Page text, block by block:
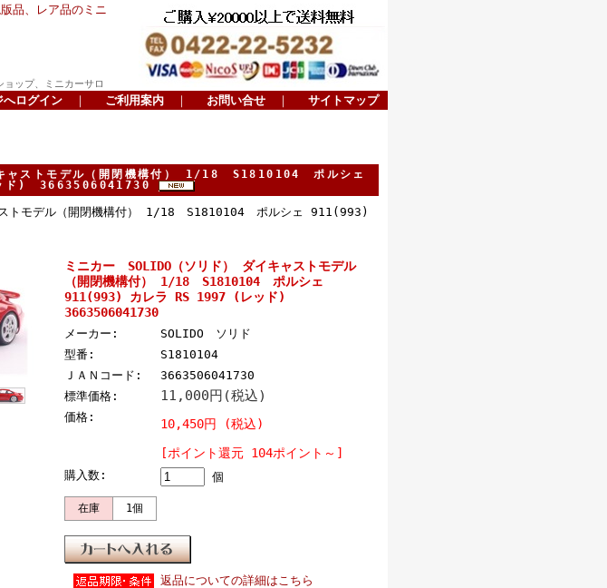
品、レア品のミニ
ップ、ミニカーサロ
へログイン ｜ ご利用案内 ｜ お問い合せ ｜ サイトマップ
ャストモデル（開閉機構付） 1/18 S1810104 ポルシェ
ド) 3663506041730
ストモデル（開閉機構付） 1/18 S1810104 ポルシェ 911(993)
ミニカー SOLIDO（ソリド） ダイキャストモデル
（開閉機構付） 1/18 S1810104 ポルシェ
911(993) カレラ RS 1997 (レッド)
3663506041730
メーカー:
SOLIDO ソリド
型番:
S1810104
ＪＡＮコード:
3663506041730
標準価格:
11,000円(税込)
価格:
10,450円 (税込)
[ポイント還元 104ポイント～]
購入数: 個
在庫 1個
返品についての詳細はこちら